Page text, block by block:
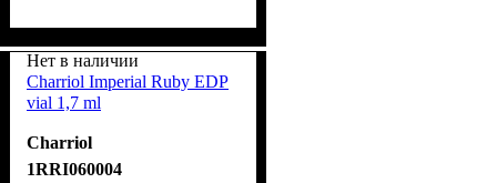
Нет в наличии
Charriol Imperial Ruby EDP
vial 1,7 ml
Charriol
1RRI060004